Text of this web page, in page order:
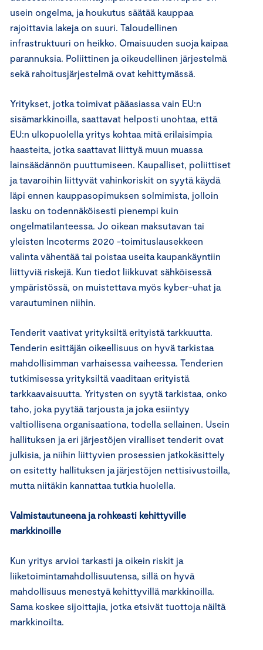
usein ongelma, ja houkutus säätää kauppaa
rajoittavia lakeja on suuri. Taloudellinen
infrastruktuuri on heikko. Omaisuuden suoja kaipaa
parannuksia. Poliittinen ja oikeudellinen järjestelmä
sekä rahoitusjärjestelmä ovat kehittymässä.
Yritykset, jotka toimivat pääasiassa vain EU:n
sisämarkkinoilla, saattavat helposti unohtaa, että
EU:n ulkopuolella yritys kohtaa mitä erilaisimpia
haasteita, jotka saattavat liittyä muun muassa
lainsäädännön puuttumiseen. Kaupalliset, poliittiset
ja tavaroihin liittyvät vahinkoriskit on syytä käydä
läpi ennen kauppasopimuksen solmimista, jolloin
lasku on todennäköisesti pienempi kuin
ongelmatilanteessa. Jo oikean maksutavan tai
yleisten Incoterms 2020 -toimituslausekkeen
valinta vähentää tai poistaa useita kaupankäyntiin
liittyviä riskejä. Kun tiedot liikkuvat sähköisessä
ympäristössä, on muistettava myös kyber-uhat ja
varautuminen niihin.
Tenderit vaativat yrityksiltä erityistä tarkkuutta.
Tenderin esittäjän oikeellisuus on hyvä tarkistaa
mahdollisimman varhaisessa vaiheessa. Tenderien
tutkimisessa yrityksiltä vaaditaan erityistä
tarkkaavaisuutta. Yritysten on syytä tarkistaa, onko
taho, joka pyytää tarjousta ja joka esiintyy
valtiollisena organisaationa, todella sellainen. Usein
hallituksen ja eri järjestöjen viralliset tenderit ovat
julkisia, ja niihin liittyvien prosessien jatkokäsittely
on esitetty hallituksen ja järjestöjen nettisivustoilla,
mutta niitäkin kannattaa tutkia huolella.
Valmistautuneena ja rohkeasti kehittyville
markkinoille
Kun yritys arvioi tarkasti ja oikein riskit ja
liiketoimintamahdollisuutensa, sillä on hyvä
mahdollisuus menestyä kehittyvillä markkinoilla.
Sama koskee sijoittajia, jotka etsivät tuottoja näiltä
markkinoilta.